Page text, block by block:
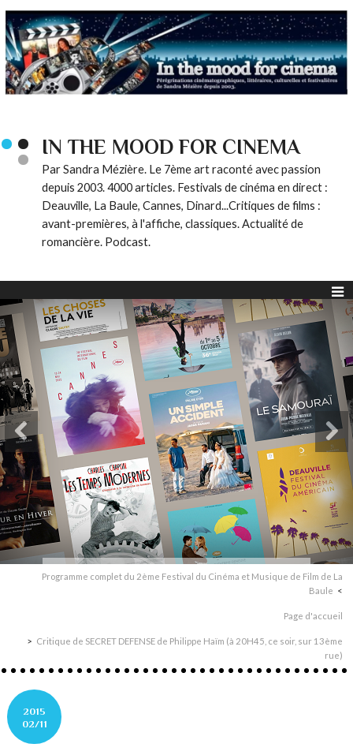
IN THE MOOD FOR CINEMA
Par Sandra Mézière. Le 7ème art raconté avec passion
depuis 2003. 4000 articles. Festivals de cinéma en direct :
Deauville, La Baule, Cannes, Dinard...Critiques de films :
avant-premières, à l'affiche, classiques. Actualité de
romancière. Podcast.
Programme complet du 2ème Festival du Cinéma et Musique de Film de La
Baule
Page d'accueil
Critique de SECRET DEFENSE de Philippe Haïm (à 20H45, ce soir, sur 13ème
rue)
2015
02/11